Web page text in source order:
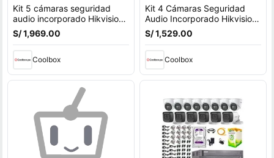
Kit 5 cámaras seguridad
audio incorporado Hikvision
5mp completo P2p + disco
duro 2tb
S/ 1,969.00
Coolbox
Kit 4 Cámaras Seguridad
Audio Incorporado Hikvision
5Mp Completo P2P + Disco
Duro 2Tb
S/ 1,529.00
Coolbox